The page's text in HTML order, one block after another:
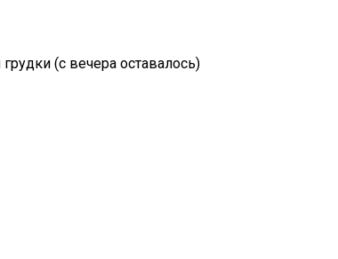
(с вечера оставалось)